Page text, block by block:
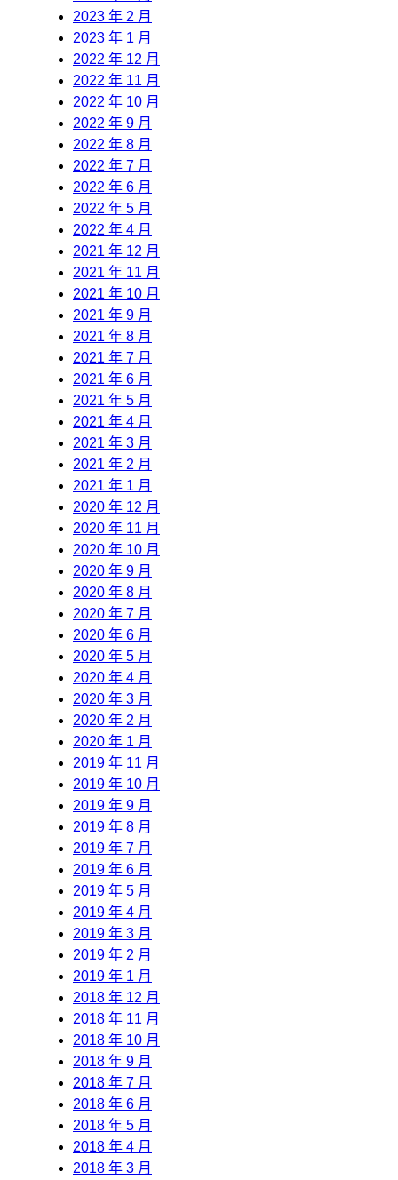
2023 年 2 月
2023 年 1 月
2022 年 12 月
2022 年 11 月
2022 年 10 月
2022 年 9 月
2022 年 8 月
2022 年 7 月
2022 年 6 月
2022 年 5 月
2022 年 4 月
2021 年 12 月
2021 年 11 月
2021 年 10 月
2021 年 9 月
2021 年 8 月
2021 年 7 月
2021 年 6 月
2021 年 5 月
2021 年 4 月
2021 年 3 月
2021 年 2 月
2021 年 1 月
2020 年 12 月
2020 年 11 月
2020 年 10 月
2020 年 9 月
2020 年 8 月
2020 年 7 月
2020 年 6 月
2020 年 5 月
2020 年 4 月
2020 年 3 月
2020 年 2 月
2020 年 1 月
2019 年 11 月
2019 年 10 月
2019 年 9 月
2019 年 8 月
2019 年 7 月
2019 年 6 月
2019 年 5 月
2019 年 4 月
2019 年 3 月
2019 年 2 月
2019 年 1 月
2018 年 12 月
2018 年 11 月
2018 年 10 月
2018 年 9 月
2018 年 7 月
2018 年 6 月
2018 年 5 月
2018 年 4 月
2018 年 3 月